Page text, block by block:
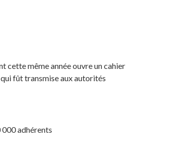
cette même année ouvre un cahier
fût transmise aux autorités
adhérents